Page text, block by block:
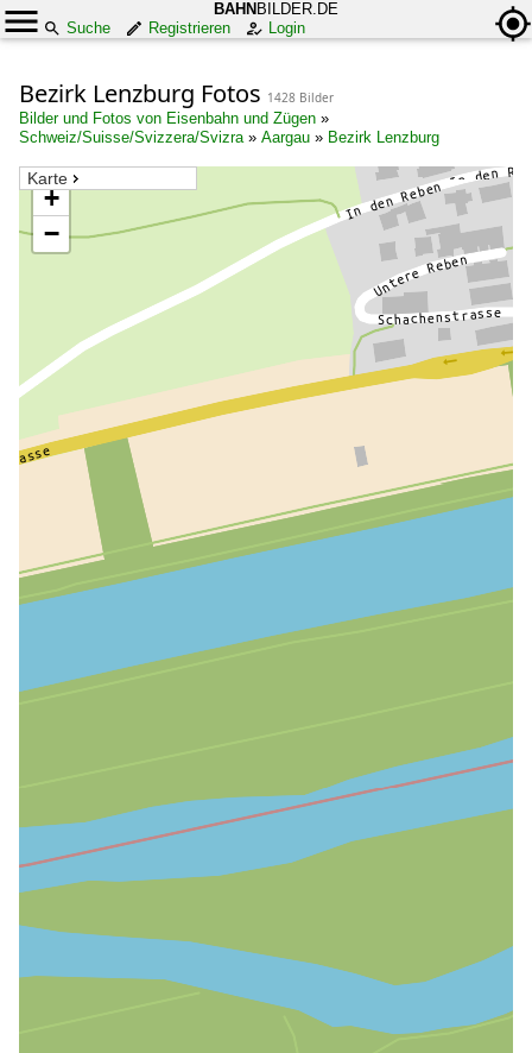
BAHN BILDER.DE
Suche
Registrieren Login
Bezirk Lenzburg Fotos 1428 Bilder
Bilder und Fotos von Eisenbahn und Zügen »
Schweiz/Suisse/Svizzera/Svizra» Aargau » Bezirk Lenzburg
Karte
+
−